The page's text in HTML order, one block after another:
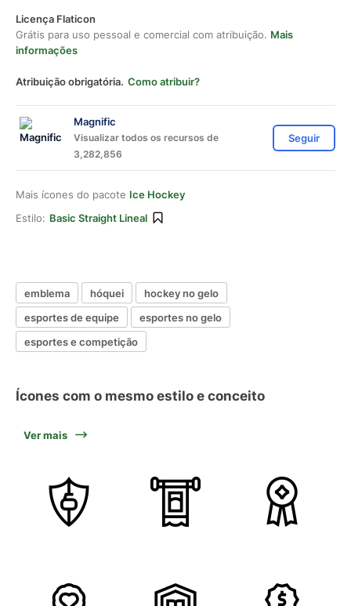
Licença Flaticon
Grátis para uso pessoal e comercial com atribuição. Mais
informações
Atribuição obrigatória. Como atribuir?
Magnific
Visualizar todos os recursos de
3,282,856
Seguir
Mais ícones do pacote Ice Hockey
Estilo: Basic Straight Lineal
emblema hóquei
hockey no gelo
esportes de equipe
esportes no gelo
esportes e competição
Ícones com o mesmo estilo e conceito
Ver mais